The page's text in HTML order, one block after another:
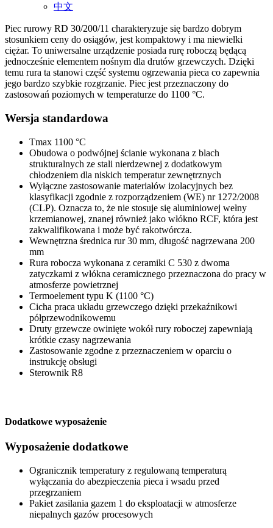
中文
Piec rurowy RD 30/200/11 charakteryzuje się bardzo dobrym
stosunkiem ceny do osiągów, jest kompaktowy i ma niewielki
ciężar. To uniwersalne urządzenie posiada rurę roboczą będącą
jednocześnie elementem nośnym dla drutów grzewczych. Dzięki
temu rura ta stanowi część systemu ogrzewania pieca co zapewnia
jego bardzo szybkie rozgrzanie. Piec jest przeznaczony do
zastosowań poziomych w temperaturze do 1100 °C.
Wersja standardowa
Tmax 1100 °C
Obudowa o podwójnej ścianie wykonana z blach
strukturalnych ze stali nierdzewnej z dodatkowym
chłodzeniem dla niskich temperatur zewnętrznych
Wyłączne zastosowanie materiałów izolacyjnych bez
klasyfikacji zgodnie z rozporządzeniem (WE) nr 1272/2008
(CLP). Oznacza to, że nie stosuje się aluminiowej wełny
krzemianowej, znanej również jako włókno RCF, która jest
zakwalifikowana i może być rakotwórcza.
Wewnętrzna średnica rur 30 mm, długość nagrzewana 200
mm
Rura robocza wykonana z ceramiki C 530 z dwoma
zatyczkami z włókna ceramicznego przeznaczona do pracy w
atmosferze powietrznej
Termoelement typu K (1100 °C)
Cicha praca układu grzewczego dzięki przekaźnikowi
półprzewodnikowemu
Druty grzewcze owinięte wokół rury roboczej zapewniają
krótkie czasy nagrzewania
Zastosowanie zgodne z przeznaczeniem w oparciu o
instrukcję obsługi
Sterownik R8
Dodatkowe wyposażenie
Wyposażenie dodatkowe
Ogranicznik temperatury z regulowaną temperaturą
wyłączania do abezpieczenia pieca i wsadu przed
przegrzaniem
Pakiet zasilania gazem 1 do eksploatacji w atmosferze
niepalnych gazów procesowych